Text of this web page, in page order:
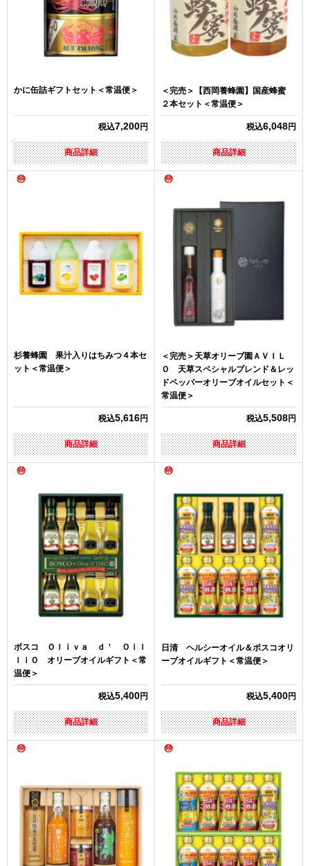
かに缶詰ギフトセット＜常温便＞
税込7,200円
商品詳細
＜完売＞【西岡養蜂園】国産蜂蜜
２本セット＜常温便＞
税込6,048円
商品詳細
杉養蜂園 果汁入りはちみつ４本セ
ット＜常温便＞
税込5,616円
商品詳細
＜完売＞天草オリーブ園ＡＶＩＬ
Ｏ 天草スペシャルブレンド＆レッ
ドペッパーオリーブオイルセット＜
常温便＞
税込5,508円
商品詳細
ボスコ Ｏｌｉｖａ ｄ＇ Ｏｉｌ
ｌｉＯ オリーブオイルギフト＜常
温便＞
税込5,400円
商品詳細
日清 ヘルシーオイル＆ボスコオリ
ーブオイルギフト＜常温便＞
税込5,400円
商品詳細